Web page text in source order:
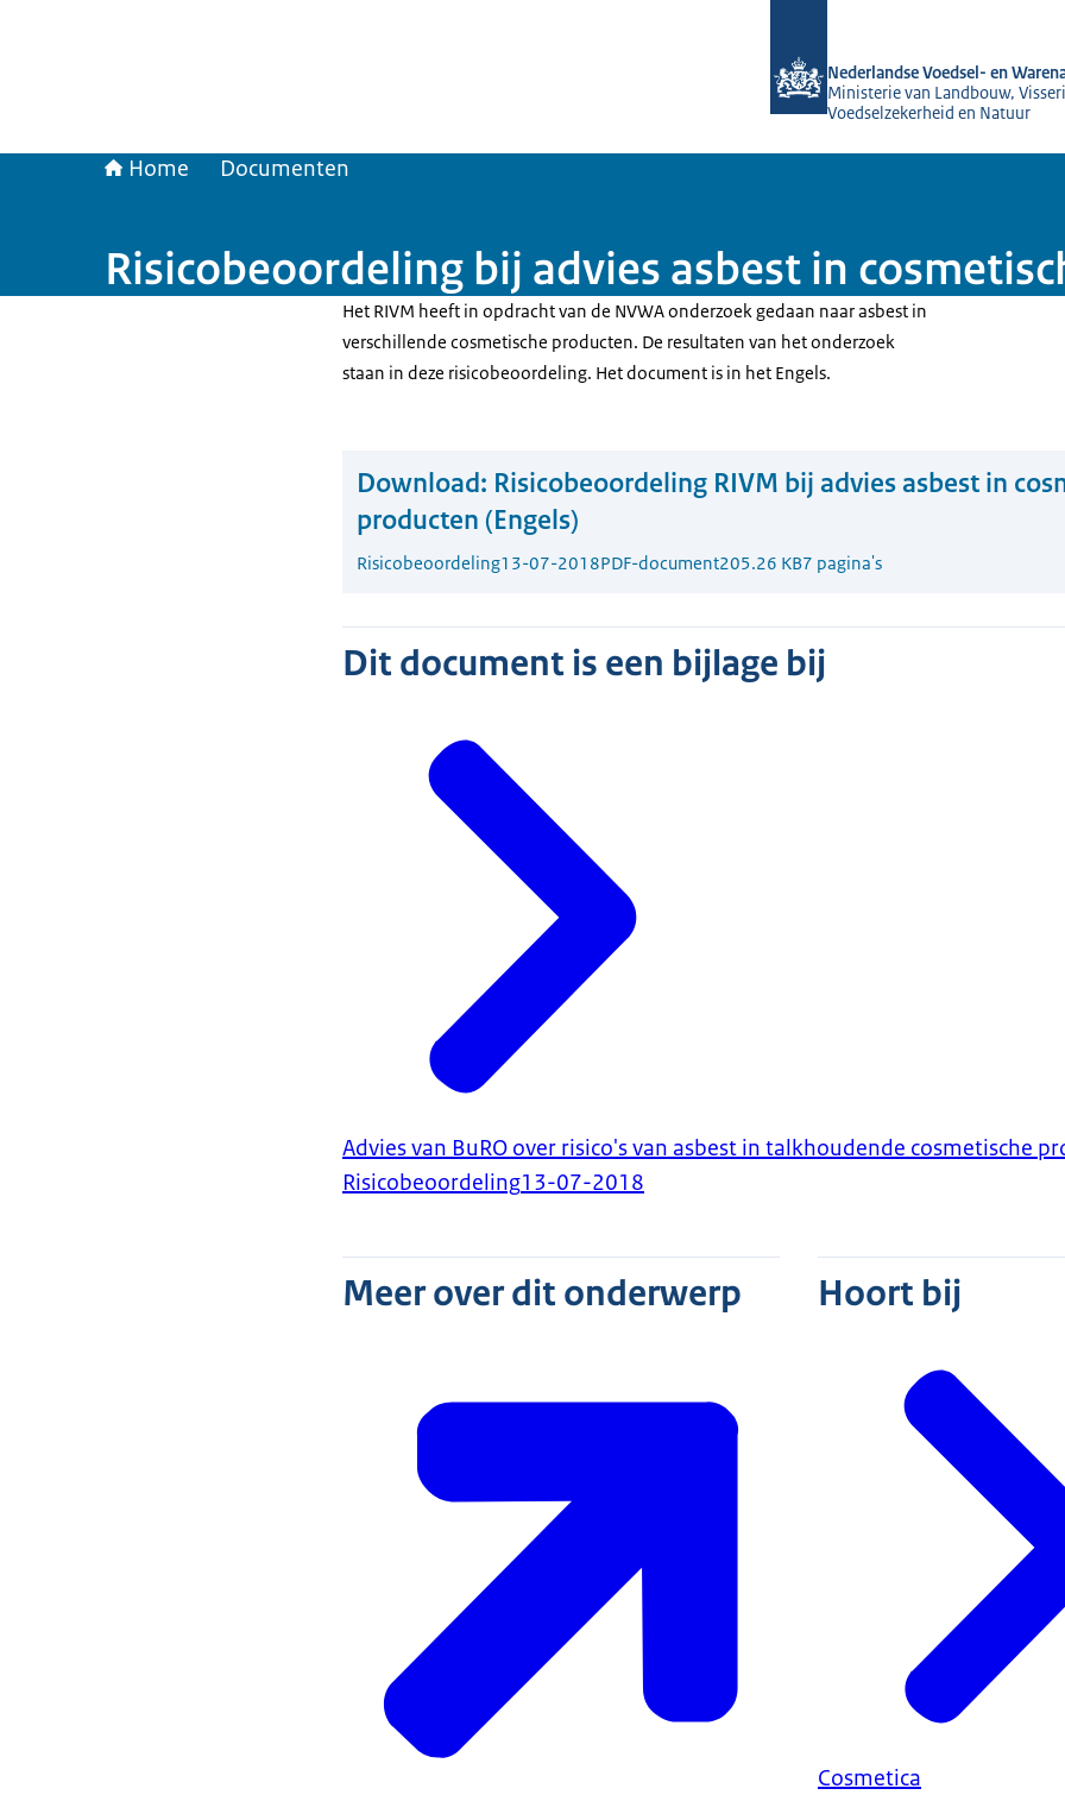
Nederlandse Voedsel- en
Ministerie van Landbouw,
Voedselzekerheid en Natuur
Home Documenten
Risicobeoordeling bij advies asbest in
Het RIVM heeft in opdracht van de NVWA onderzoek gedaan naar asbest in
verschillende cosmetische producten. De resultaten van het onderzoek
staan in deze risicobeoordeling. Het document is in het Engels.
Download: Risicobeoordeling RIVM bij advies asbest in
producten (Engels)
Risicobeoordeling13-07-2018PDF-document205.26 KB7 pagina's
Dit document is een bijlage bij
Advies van BuRO over risico's van asbest in talkhoudende cosmetische
Risicobeoordeling13-07-2018
Meer over dit onderwerp Hoort bij
Cosmetica